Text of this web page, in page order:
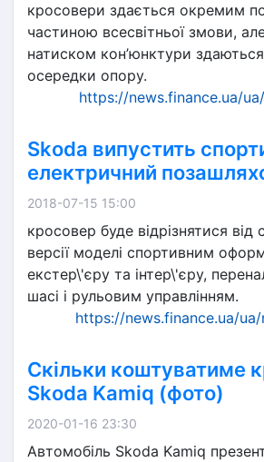
кросовери здається окремим
частиною всесвітньої змови,
натиском кон’юнктури здаються
осередки опору.
https://news.finance.ua/
Skoda випустить
електричний
2018-07-15 15:00
кросовер буде відрізнятися від
версії моделі спортивним
екстер\'єру та інтер\'єру,
шасі і рульовим управлінням.
https://news.finance.ua/
Скільки коштуватиме
Skoda Kamiq (фото)
2020-01-16 23:30
Автомобіль Skoda Kamiq